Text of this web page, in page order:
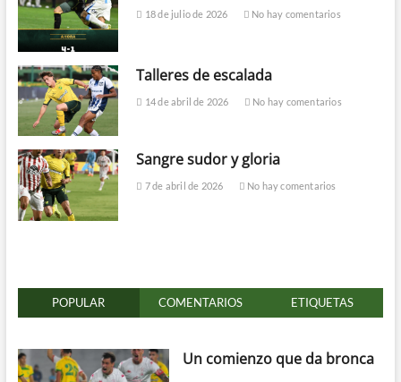
18 de julio de 2026 No hay comentarios
Talleres de escalada
14 de abril de 2026 No hay comentarios
Sangre sudor y gloria
7 de abril de 2026 No hay comentarios
POPULAR COMENTARIOS ETIQUETAS
Un comienzo que da bronca